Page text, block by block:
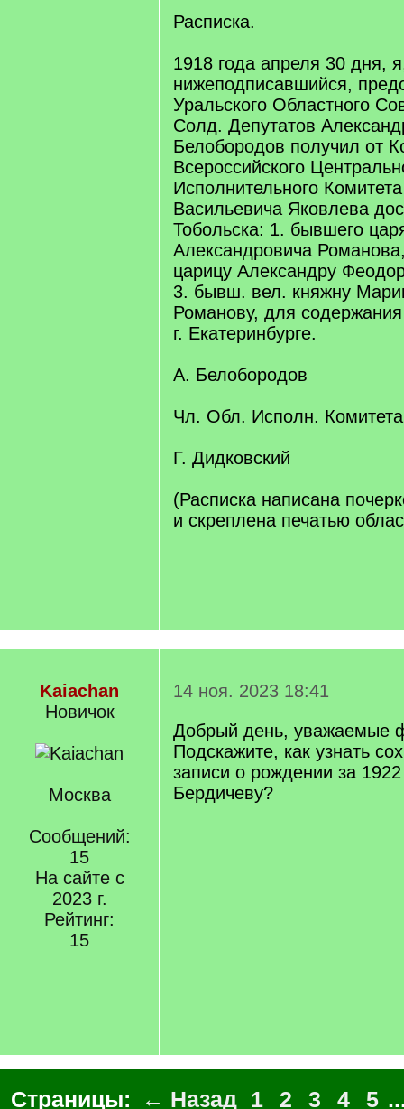
Расписка.
1918 года апреля 30 дня,
нижеподписавшийся,
Уральского Областного
Солд. Депутатов
Белобородов получил от
Всероссийского
Исполнительного
Васильевича Яковлева
Тобольска: 1. бывшего
Александровича
царицу Александру
3. бывш. вел. княжну
Романову, для
г. Екатеринбурге.
А. Белобородов
Чл. Обл. Исполн. Комитета
Г. Дидковский
(Расписка написана
и скреплена печатью
Kaiachan
Новичок
Москва
Сообщений:
15
На сайте с
2023 г.
Рейтинг:
15
14 ноя. 2023 18:41
Добрый день, уважаемые
Подскажите, как узнать
записи о рождении за 1922
Бердичеву?
Страницы: ← Назад 1 2 3 4 5